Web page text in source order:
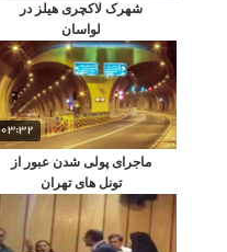
شهرک لاکچری هیلز در
لواسان
03:32
ماجرای پولی شدن عبور از
تونل های تهران